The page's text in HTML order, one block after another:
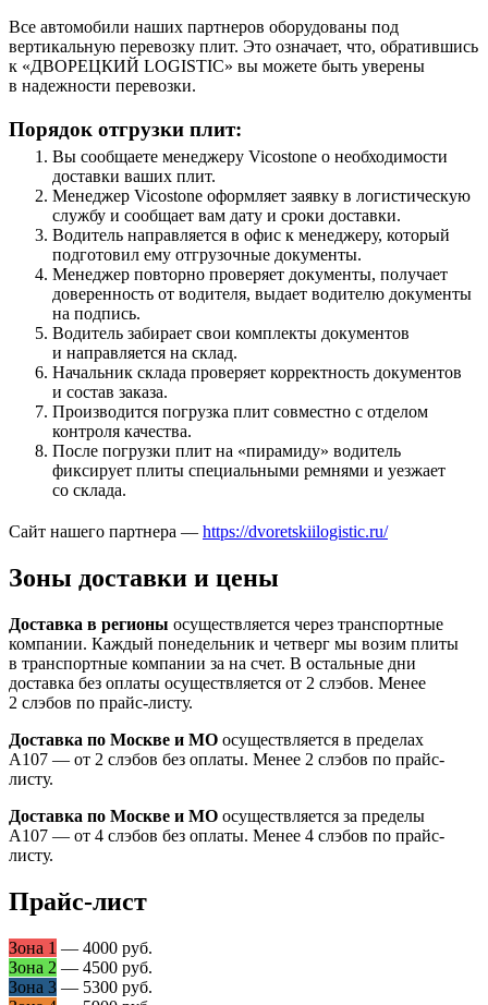
Все автомобили наших партнеров оборудованы под
вертикальную перевозку плит. Это означает, что, обратившись
к «ДВОРЕЦКИЙ LOGISTIC» вы можете быть уверены
в надежности перевозки.
Порядок отгрузки плит:
Вы сообщаете менеджеру Vicostone о необходимости
доставки ваших плит.
Менеджер Vicostone оформляет заявку в логистическую
службу и сообщает вам дату и сроки доставки.
Водитель направляется в офис к менеджеру, который
подготовил ему отгрузочные документы.
Менеджер повторно проверяет документы, получает
доверенность от водителя, выдает водителю документы
на подпись.
Водитель забирает свои комплекты документов
и направляется на склад.
Начальник склада проверяет корректность документов
и состав заказа.
Производится погрузка плит совместно с отделом
контроля качества.
После погрузки плит на «пирамиду» водитель
фиксирует плиты специальными ремнями и уезжает
со склада.
Сайт нашего партнера — https://dvoretskiilogistic.ru/
Зоны доставки и цены
Доставка в регионы осуществляется через транспортные
компании. Каждый понедельник и четверг мы возим плиты
в транспортные компании за на счет. В остальные дни
доставка без оплаты осуществляется от 2 слэбов. Менее
2 слэбов по прайс-листу.
Доставка по Москве и МО осуществляется в пределах
А107 — от 2 слэбов без оплаты. Менее 2 слэбов по прайс-
листу.
Доставка по Москве и МО осуществляется за пределы
А107 — от 4 слэбов без оплаты. Менее 4 слэбов по прайс-
листу.
Прайс-лист
Зона 1 — 4000 руб.
Зона 2 — 4500 руб.
Зона 3 — 5300 руб.